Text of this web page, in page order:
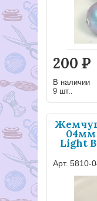
200 Р
В наличии
9 шт..
Жемчуг
04мм
Light
Арт. 5810-